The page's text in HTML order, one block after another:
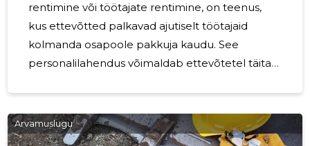
rentimine või töötajate rentimine, on teenus,
kus ettevõtted palkavad ajutiselt töötajaid
kolmanda osapoole pakkuja kaudu. See
personalilahendus võimaldab ettevõtetel täita
on projektinõudlusele vastavalt tööjõu
kohandamise võime oluline. Tööjõu rentimine
Arvamuslugu